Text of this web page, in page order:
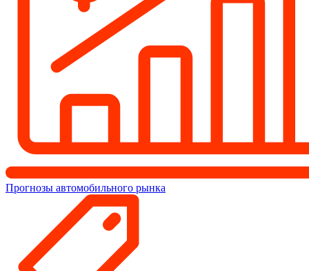
Прогнозы автомобильного рынка